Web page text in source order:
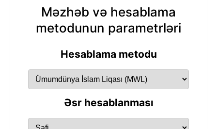
Məzhəb və hesablama
metodunun parametrləri
Hesablama metodu
Əsr hesablanması